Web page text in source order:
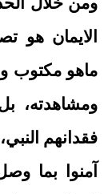
الايمان هو
ماهو مكتوب
ومشاهدته،
فقدانهم
آمنوا بما